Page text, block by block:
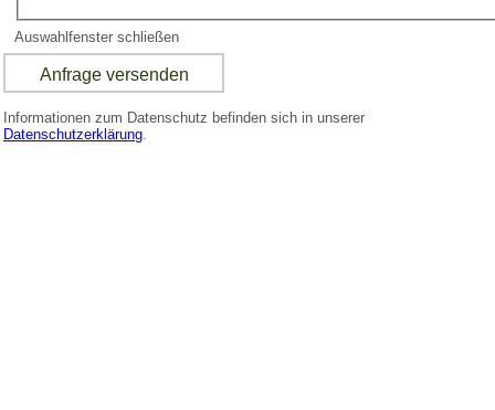
Auswahlfenster schließen
Informationen zum Datenschutz befinden sich in unserer
Datenschutzerklärung.